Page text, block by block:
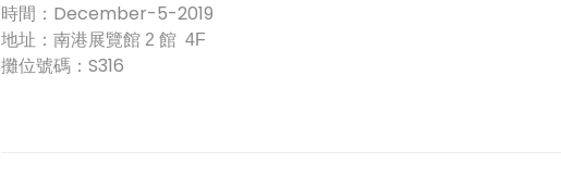
時間：December-5-2019
地址： 南港展覽館 2 館 4F
攤位號碼：S316